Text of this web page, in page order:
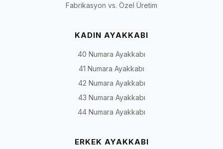
Fabrikasyon vs. Özel Üretim
KADIN AYAKKABI
40 Numara Ayakkabı
41 Numara Ayakkabı
42 Numara Ayakkabı
43 Numara Ayakkabı
44 Numara Ayakkabı
ERKEK AYAKKABI